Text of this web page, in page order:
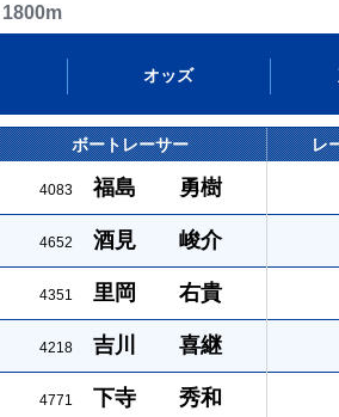
オッズ
ボートレーサー レ
4083 福島 勇樹
4652 酒見 峻介
4351 里岡 右貴
4218 吉川 喜継
4771 下寺 秀和